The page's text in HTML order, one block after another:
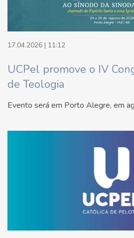
17.04.2026 | 11:12
UCPel promove o IV
de Teologia
Evento será em Porto Alegre, em